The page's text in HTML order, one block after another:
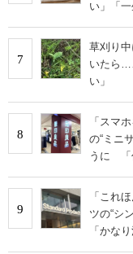
い」「一
7
草刈り
いたら
い」
8
「スマ
の“ミニ
うに 「
9
「これ
ツの“シ
「かな